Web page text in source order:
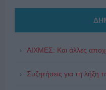
ΑΙΧΜΕΣ: Και άλλες
Συζητήσεις για τη λήξη